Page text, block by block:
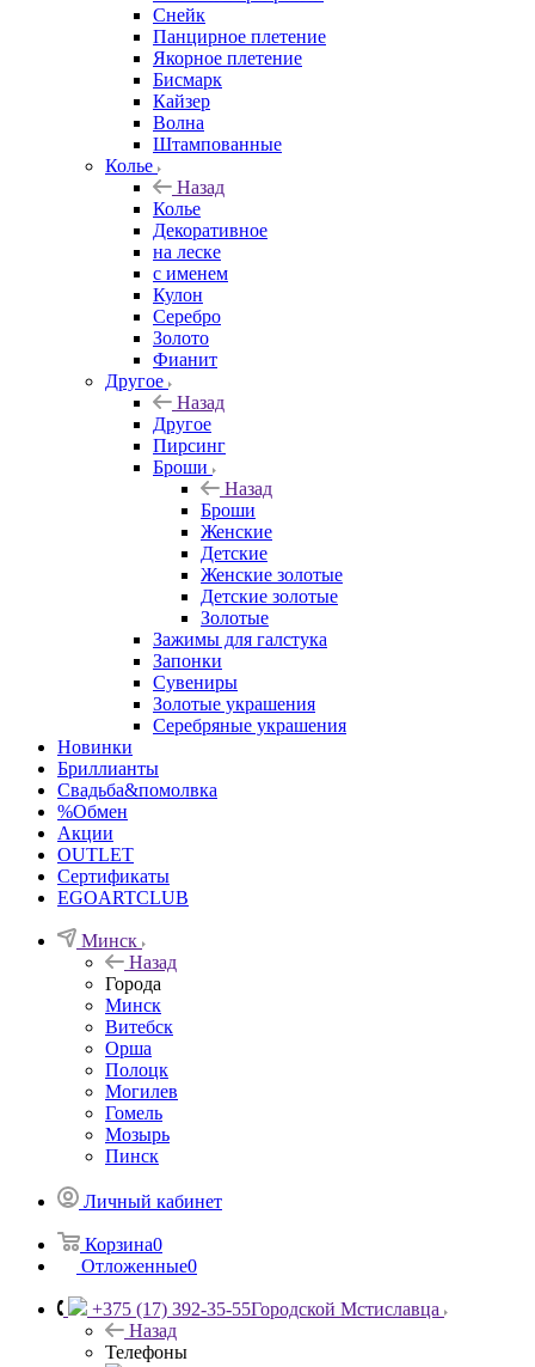
Снейк
Панцирное плетение
Якорное плетение
Бисмарк
Кайзер
Волна
Штампованные
Колье
Назад
Колье
Декоративное
на леске
с именем
Кулон
Серебро
Золото
Фианит
Другое
Назад
Другое
Пирсинг
Броши
Назад
Броши
Женские
Детские
Женские золотые
Детские золотые
Золотые
Зажимы для галстука
Запонки
Сувениры
Золотые украшения
Серебряные украшения
Новинки
Бриллианты
Свадьба&помолвка
%Обмен
Акции
OUTLET
Сертификаты
EGOARTCLUB
Минск
Назад
Города
Минск
Витебск
Орша
Полоцк
Могилев
Гомель
Мозырь
Пинск
Личный кабинет
Корзина0
Отложенные0
+375 (17) 392-35-55Городской Мстиславца
Назад
Телефоны